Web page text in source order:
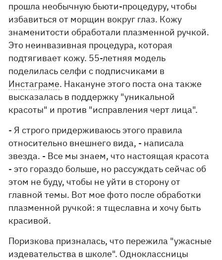
прошла необычную бьюти-процедуру, чтобы
избавиться от морщин вокруг глаз. Кожу
знаменитости обработали плазменной ручкой.
Это неинвазивная процедура, которая
подтягивает кожу. 55-летняя модель
поделилась селфи с подписчиками в
Инстаграме. Накануне этого поста она также
высказалась в поддержку "уникальной
красоты" и против "исправления черт лица".
- Я строго придерживаюсь этого правила
относительно внешнего вида, - написала
звезда. - Все мы знаем, что настоящая красота
- это гораздо больше, но рассуждать сейчас об
этом не буду, чтобы не уйти в сторону от
главной темы. Вот мое фото после обработки
плазменной ручкой: я тщеславна и хочу быть
красивой.
Поризкова призналась, что пережила "ужасные
издевательства в школе". Одноклассницы